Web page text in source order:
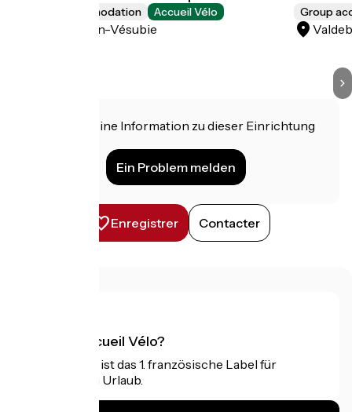
Group accommodation Accueil Vélo
Saint-Martin-Vésubie
Group
Haben Sie eine Information zu dieser Einrichtung
Ein Problem melden
Enregistrer Contacter
Was ist Accueil Vélo?
Accueil Vélo ist das 1. französische Label für
Radfahrer im Urlaub.